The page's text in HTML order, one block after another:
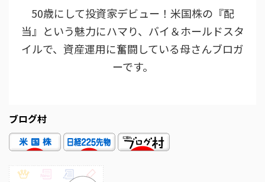
50歳にして投資家デビュー！米国株の『配
当』という魅力にハマり、バイ＆ホールドスタ
イルで、資産運用に奮闘している母さんブロガ
ーです。
ブログ村